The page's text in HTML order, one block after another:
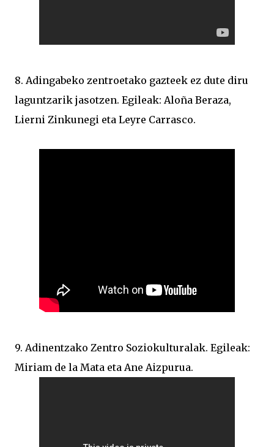
8. Adingabeko zentroetako gazteek ez dute diru
laguntzarik jasotzen. Egileak: Aloña Beraza,
Lierni Zinkunegi eta Leyre Carrasco.
9. Adinentzako Zentro Soziokulturalak. Egileak:
Miriam de la Mata eta Ane Aizpurua.